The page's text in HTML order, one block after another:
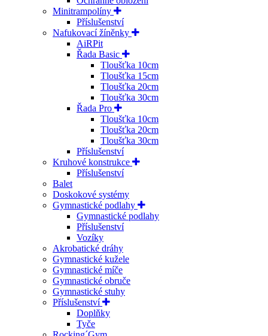
Minitrampolíny
Příslušenství
Nafukovací žíněnky
AiRPit
Řada Basic
Tloušťka 10cm
Tloušťka 15cm
Tloušťka 20cm
Tloušťka 30cm
Řada Pro
Tloušťka 10cm
Tloušťka 20cm
Tloušťka 30cm
Příslušenství
Kruhové konstrukce
Příslušenství
Balet
Doskokové systémy
Gymnastické podlahy
Gymnastické podlahy
Příslušenství
Vozíky
Akrobatické dráhy
Gymnastické kužele
Gymnastické míče
Gymnastické obruče
Gymnastické stuhy
Příslušenství
Doplňky
Tyče